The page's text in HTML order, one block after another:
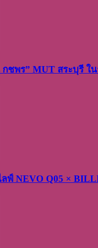
ชพร” MUT สระบุรี ใ
ฟ์ NEVO Q05 ×